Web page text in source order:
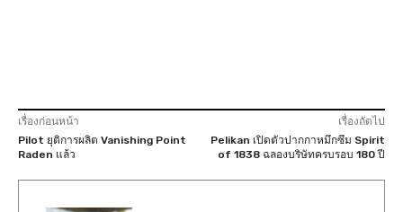
เรื่องก่อนหน้า
Pilot ยุติการผลิต Vanishing Point
Raden แล้ว
เรื่องถัดไป
Pelikan เปิดตัวปากกาหมึกซึม Spirit
of 1838 ฉลองบริษัทครบรอบ 180 ปี